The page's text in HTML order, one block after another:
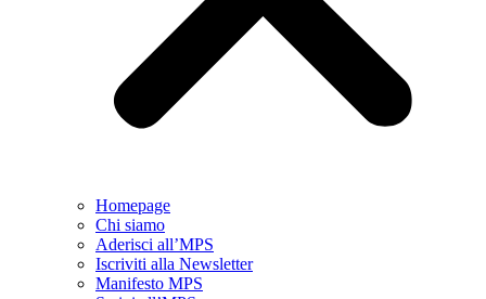
Homepage
Chi siamo
Aderisci all’MPS
Iscriviti alla Newsletter
Manifesto MPS